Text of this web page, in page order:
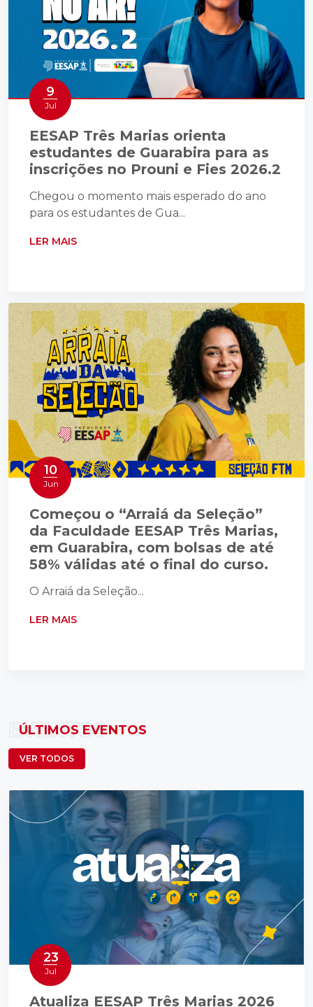
9
Jul
EESAP Três Marias orienta
estudantes de Guarabira para as
inscrições no Prouni e Fies 2026.2
Chegou o momento mais esperado do ano
para os estudantes de Gua...
LER MAIS
10
Jun
Começou o “Arraiá da Seleção”
da Faculdade EESAP Três Marias,
em Guarabira, com bolsas de até
58% válidas até o final do curso.
O Arraiá da Seleção...
LER MAIS
ÚLTIMOS EVENTOS
EVENTOS
VER TODOS
23
Jul
Atualiza EESAP Três Marias 2026